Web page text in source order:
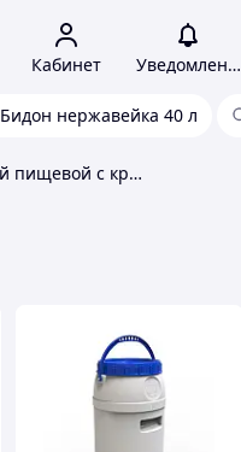
Кабинет Уведомления
Бидон нержавейка 40 л
Бидон пластиковый пищевой с крышкой